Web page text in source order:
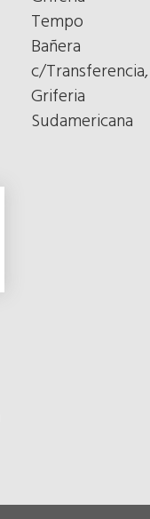
Tempo
Bañera
c/Transferencia,
Griferia
Sudamericana